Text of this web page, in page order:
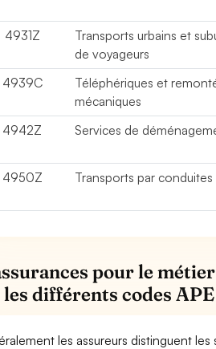
4931Z
Transports urbains et
de voyageurs
4939C
Téléphériques et
mécaniques
4942Z
Services de
4950Z
Transports par conduites
pour le
différents codes APE
les assureurs distinguent